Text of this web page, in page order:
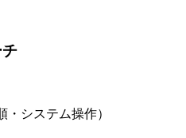
・システム操作）